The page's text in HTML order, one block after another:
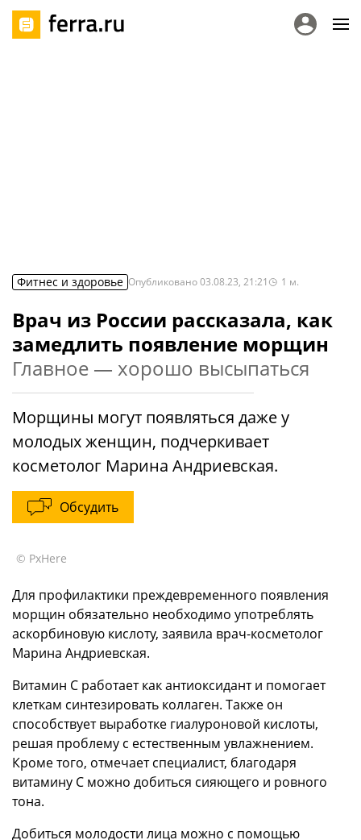
Фитнес и здоровье Опубликовано03.08.23, 21:21 1 м.
Врач из России рассказала, как
замедлить появление морщин
Главное — хорошо высыпаться
Морщины могут появляться даже у
молодых женщин, подчеркивает
косметолог Марина Андриевская.
Обсудить
© PxHere
Для профилактики преждевременного появления
морщин обязательно необходимо употреблять
аскорбиновую кислоту, заявила врач-косметолог
Марина Андриевская.
Витамин С работает как антиоксидант и помогает
клеткам синтезировать коллаген. Также он
способствует выработке гиалуроновой кислоты,
решая проблему с естественным увлажнением.
Кроме того, отмечает специалист, благодаря
витамину С можно добиться сияющего и ровного
тона.
Добиться молодости лица можно с помощью